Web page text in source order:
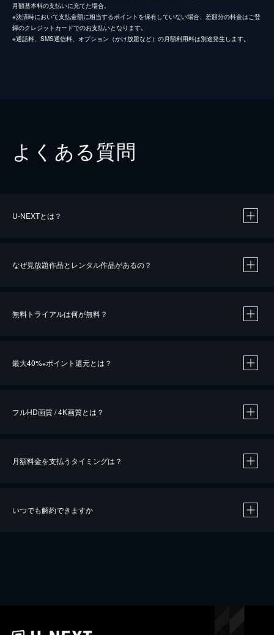
月額基本料の支払いに充てた場合。
※決済時において支払金額に相当するポイントを保有していない場合、差額分の料金はご登
録のクレジットカードでのお支払いとなります。
※通話料、SMS通信料、オプション（かけ放題など）の月額利用料は別途発生します。
よくある質問
U-NEXTとは？
なぜ見放題作品とレンタル作品があるの？
無料トライアルは何が無料？
最大40%※ポイント還元とは？
※40％ポイント還元の対象は、クレジットカード決済による作品の購入 / レンタルです。
iOSアプリのUコイン決済による作品の購入 / レンタルは、20％のポイント還元です。
フルHD画質 / 4K画質とは？
月額料金を支払うタイミングは？
いつでも解約できますか